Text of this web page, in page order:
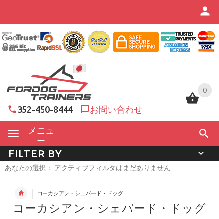
0
352-450-8444 お問い合わせ
メニュ
ー
0
FILTER BY
あなたの選択： アクティブフィルタはまだありません
コーカシアン・シェパード・ドッグ
コーカシアン・シェパード・ドッグ